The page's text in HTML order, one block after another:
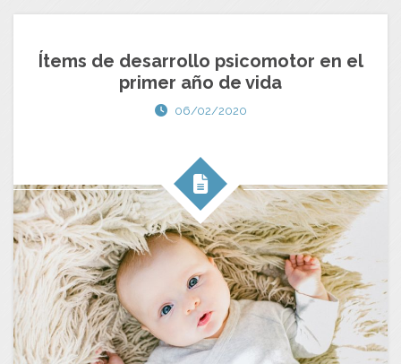
Ítems de desarrollo psicomotor en el
primer año de vida
06/02/2020